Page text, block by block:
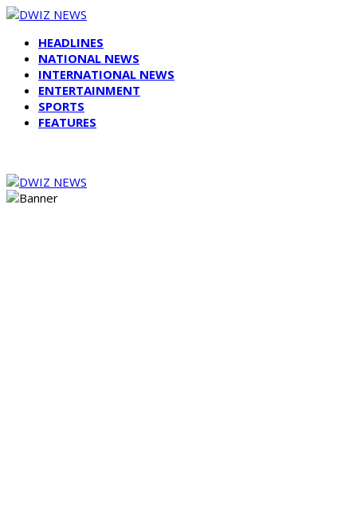
HEADLINES
NATIONAL NEWS
INTERNATIONAL NEWS
ENTERTAINMENT
SPORTS
FEATURES